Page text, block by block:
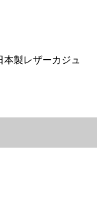
本製レザーカジュ